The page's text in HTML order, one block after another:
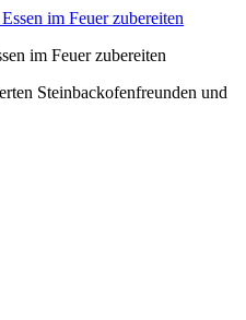
im Feuer zubereiten
Steinbackofenfreunden und